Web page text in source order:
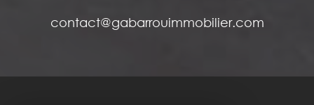
contact@gabarrouimmobilier.com